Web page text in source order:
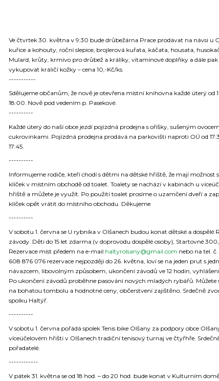
Ve čtvrtek 30. května v 9:30 bude drůbežárna Prace prodávat na návsi u
kuřice a kohouty, roční slepice, brojlerová kuřata, káčata, housata,
Mulard, krůty, krmivo pro drůbež a králíky, vitamínové doplňky a dále pak
vykupovat králičí kožky – cena 10,-Kč/ks.
-----------
Sdělujeme občanům, že nově je otevřena místní knihovna každé úterý od
18:00. Nově pod vedením p. Pasekové.
----------
Každé úterý do naší obce jezdí pojízdná prodejna s oříšky, sušeným
cukrovinkami. Pojízdná prodejna prodává na parkovišti naproti OÚ od
17:45.
----------
Informujeme rodiče, kteří chodí s dětmi na dětské hřiště, že mají možnost
klíček v místním obchodě od toalet. Toalety se nachází v kabinách u
hřiště a můžete je využít. Po použití toalet prosíme o uzamčení dveří a
klíček opět vrátit do místního obchodu. Děkujeme
----------
V sobotu 1. června se U rybníka v Olšanech budou konat dětské a dospělé
závody. Děti do 15 let zdarma (v doprovodu dospělé osoby), Startovné
Rezervace míst předem na e-mail haltyrolsany@gmail.com nebo na tel. č.
608 876 076 rezervace nejpozději do 26. května, loví se na jeden prut s
návazcem, libovolným způsobem, ukončení závodů ve 12 hodin, vyhlášení
Po ukončení závodů proběhne pasování nových mladých rybářů. Můžete
na bohatou tombolu a hodnotné ceny, občerstvení zajištěno. Srdečně
spolku Haltýř.
----------
V sobotu 1. června pořádá spolek Tenis bike Olšany za podpory obce
víceúčelovém hřišti v Olšanech tradiční tenisový turnaj ve čtyřhře.
pořadatelé.
------------
V pátek 31. května se od 18 hod. – do 20 hod. bude konat v Kulturním